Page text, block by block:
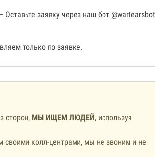
заявку через наш бот @wartearsbot
только по заявке.
сторон, МЫ ИЩЕМ ЛЮДЕЙ, используя
своими колл-центрами, мы не звоним и не